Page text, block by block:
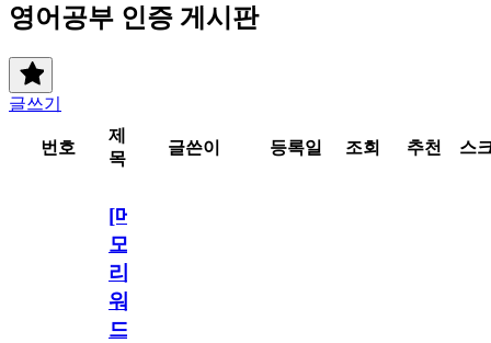
영어공부 인증 게시판
글쓰기
번호
제
목
글쓴이 등록일 조회 추천 스
[메
모
리
워
드